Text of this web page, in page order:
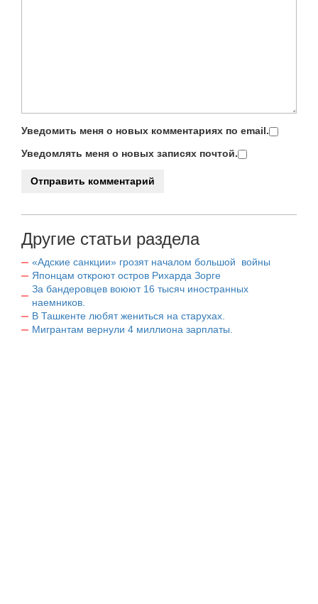
Уведомить меня о новых комментариях по email.
Уведомлять меня о новых записях почтой.
Другие статьи раздела
«Адские санкции» грозят началом большой войны
Японцам откроют остров Рихарда Зорге
За бандеровцев воюют 16 тысяч иностранных
наемников.
В Ташкенте любят жениться на старухах.
Мигрантам вернули 4 миллиона зарплаты.